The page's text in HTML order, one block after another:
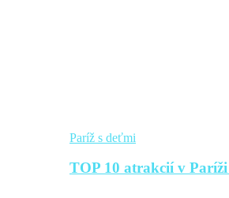
Paríž s deťmi
TOP 10 atrakcií v